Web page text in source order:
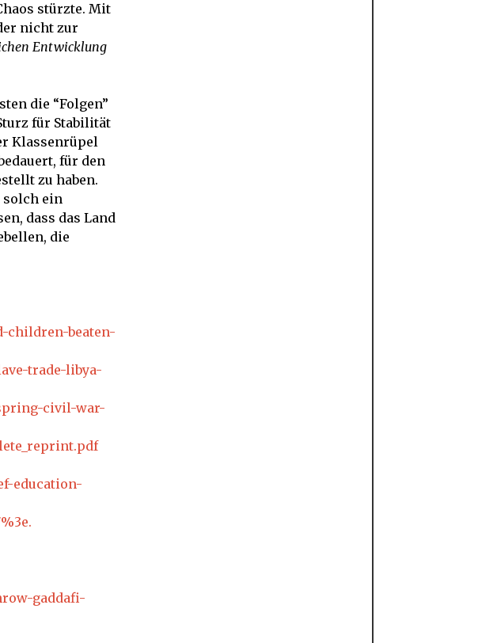
stürzte. Mit
nicht zur
Entwicklung
die “Folgen”
für Stabilität
Klassenrüpel
für den
zu haben.
solch ein
dass das Land
die
children-beaten-
trade-libya-
civil-war-
education-
gaddafi-